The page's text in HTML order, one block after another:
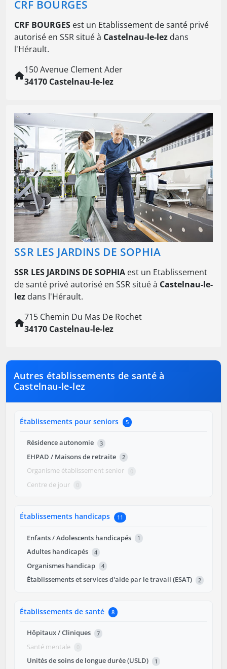
CRF BOURGES
CRF BOURGES est un Etablissement de santé privé
autorisé en SSR situé à Castelnau-le-lez dans
l'Hérault.
150 Avenue Clement Ader
34170 Castelnau-le-lez
SSR LES JARDINS DE SOPHIA
SSR LES JARDINS DE SOPHIA est un Etablissement
de santé privé autorisé en SSR situé à Castelnau-le-
lez dans l'Hérault.
715 Chemin Du Mas De Rochet
34170 Castelnau-le-lez
Autres établissements de santé à
Castelnau-le-lez
Établissements pour seniors 5
Résidence autonomie 3
EHPAD / Maisons de retraite 2
Organisme établissement senior 0
Centre de jour 0
Établissements handicaps 11
Enfants / Adolescents handicapés 1
Adultes handicapés 4
Organismes handicap 4
Établissements et services d'aide par le travail (ESAT) 2
Établissements de santé 8
Hôpitaux / Cliniques 7
Santé mentale 0
Unités de soins de longue durée (USLD) 1